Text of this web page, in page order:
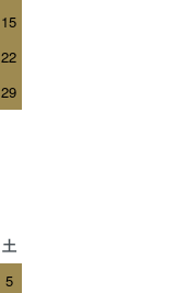
15
22
29
土
5